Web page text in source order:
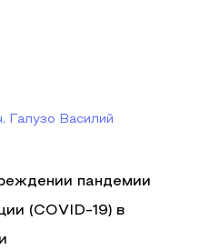
Галузо Василий
пандемии
(COVID-19) в